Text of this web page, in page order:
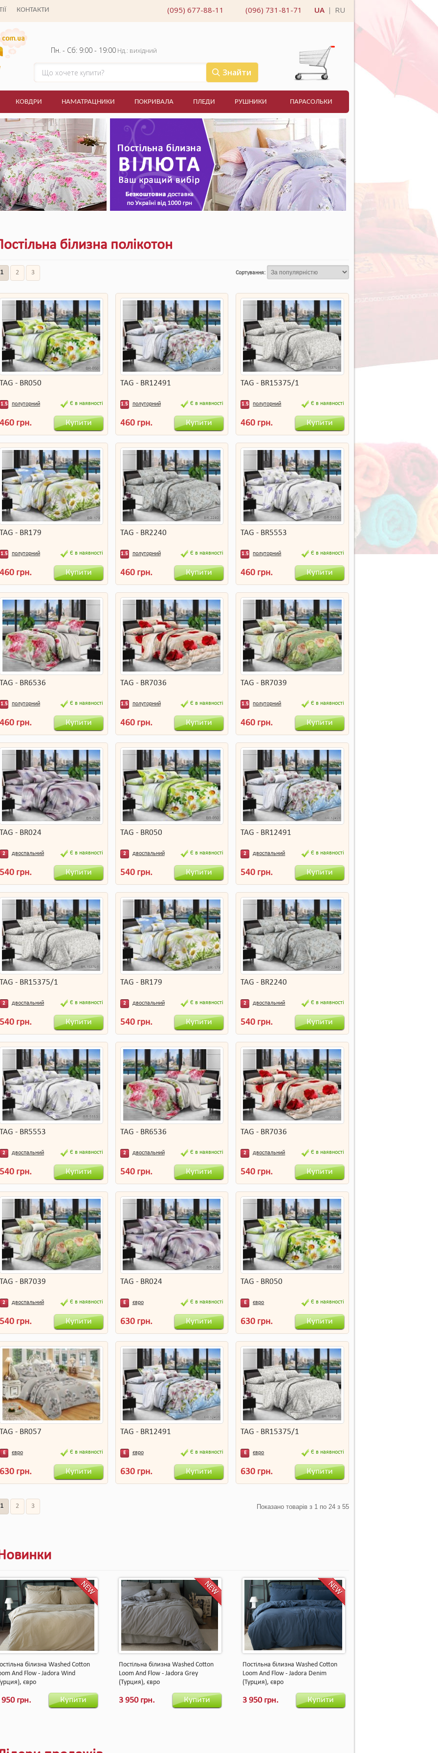
КОНТАКТИ (095) 677-88-11 (096) 731-81-71 UA RU
Пн. - Сб: 9:00 - 19:00 Нд.: вихідний
Знайти
КОВДРИ НАМАТРАЦНИКИ ПОКРИВАЛА ПЛЕДИ РУШНИКИ ПАРАСОЛЬКИ
білизна полікотон
Сортування:
1 2 3
TAG - BR050
1.5 полуторний Є в наявності
460 грн. Купити
TAG - BR12491
1.5 полуторний Є в наявності
460 грн. Купити
TAG - BR15375/1
1.5 полуторний Є в наявності
460 грн. Купити
TAG - BR179
1.5 полуторний Є в наявності
460 грн. Купити
TAG - BR2240
1.5 полуторний Є в наявності
460 грн. Купити
TAG - BR5553
1.5 полуторний Є в наявності
460 грн. Купити
TAG - BR6536
1.5 полуторний Є в наявності
460 грн. Купити
TAG - BR7036
1.5 полуторний Є в наявності
460 грн. Купити
TAG - BR7039
1.5 полуторний Є в наявності
460 грн. Купити
TAG - BR024
2 двоспальний Є в наявності
540 грн. Купити
TAG - BR050
2 двоспальний Є в наявності
540 грн. Купити
TAG - BR12491
2 двоспальний Є в наявності
540 грн. Купити
TAG - BR15375/1
2 двоспальний Є в наявності
540 грн. Купити
TAG - BR179
2 двоспальний Є в наявності
540 грн. Купити
TAG - BR2240
2 двоспальний Є в наявності
540 грн. Купити
TAG - BR5553
2 двоспальний Є в наявності
540 грн. Купити
TAG - BR6536
2 двоспальний Є в наявності
540 грн. Купити
TAG - BR7036
2 двоспальний Є в наявності
540 грн. Купити
TAG - BR7039
2 двоспальний Є в наявності
540 грн. Купити
TAG - BR024
Е євро Є в наявності
630 грн. Купити
TAG - BR050
Е євро Є в наявності
630 грн. Купити
TAG - BR057
Е євро Є в наявності
630 грн. Купити
TAG - BR12491
Е євро Є в наявності
630 грн. Купити
TAG - BR15375/1
Е євро Є в наявності
630 грн. Купити
1 2 3 Показано товарів з 1 по 24 з 55
білизна Washed Cotton
And Flow - Jadora Wind
євро
950 грн. Купити
Постільна білизна Washed Cotton
Loom And Flow - Jadora Grey
(Турция), євро
3 950 грн. Купити
Постільна білизна Washed Cotton
Loom And Flow - Jadora Denim
(Турция), євро
3 950 грн. Купити